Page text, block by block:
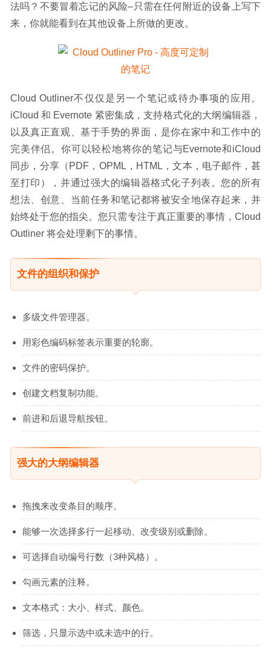
法吗？不要冒着忘记的风险–只需在任何附近的设备上写下
来，你就能看到在其他设备上所做的更改。
Cloud Outliner不仅仅是另一个笔记或待办事项的应用。
iCloud 和 Evernote 紧密集成，支持格式化的大纲编辑器，
以及真正直观、基于手势的界面，是你在家中和工作中的
完美伴侣。你可以轻松地将你的笔记与Evernote和iCloud
同步，分享（PDF，OPML，HTML，文本，电子邮件，甚
至打印），并通过强大的编辑器格式化子列表。您的所有
想法、创意、当前任务和笔记都将被安全地保存起来，并
始终处于您的指尖。您只需专注于真正重要的事情，Cloud
Outliner 将会处理剩下的事情。
文件的组织和保护
多级文件管理器。
用彩色编码标签表示重要的轮廓。
文件的密码保护。
创建文档复制功能。
前进和后退导航按钮。
强大的大纲编辑器
拖拽来改变条目的顺序。
能够一次选择多行一起移动、改变级别或删除。
可选择自动编号行数（3种风格）。
勾画元素的注释。
文本格式：大小、样式、颜色。
筛选，只显示选中或未选中的行。